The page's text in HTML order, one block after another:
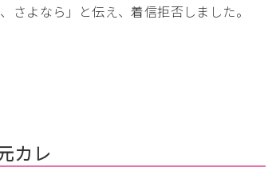
さよなら」と伝え、着信拒否しました。
カレ